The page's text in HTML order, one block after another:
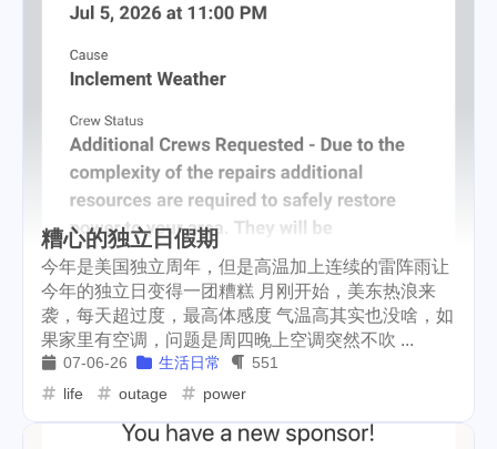
糟心的独立日假期
今年是美国独立周年，但是高温加上连续的雷阵雨让
今年的独立日变得一团糟糕 月刚开始，美东热浪来
袭，每天超过度，最高体感度 气温高其实也没啥，如
果家里有空调，问题是周四晚上空调突然不吹 ...
07-06-26 生活日常
551
life
outage power